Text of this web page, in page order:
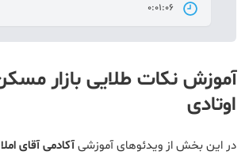
0:01:06
آموزش نکات طلایی بازار مسکن
اوتادی
در این بخش از ویدئوهای آموزشیآکادمی آقای